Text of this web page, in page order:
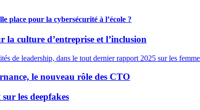
place pour la cybersécurité à l’école ?
la culture d’entreprise et l’inclusion
de leadership, dans le tout dernier rapport 2025 sur les
le nouveau rôle des CTO
les deepfakes